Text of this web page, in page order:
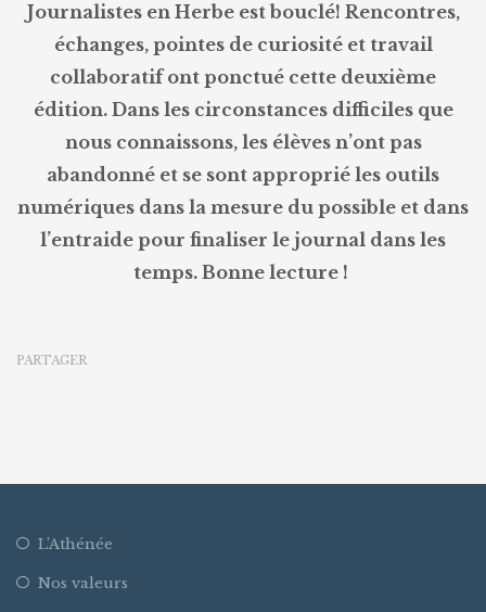
Journalistes en Herbe est bouclé! Rencontres,
échanges, pointes de curiosité et travail
collaboratif ont ponctué cette deuxième
édition. Dans les circonstances difficiles que
nous connaissons, les élèves n’ont pas
abandonné et se sont approprié les outils
numériques dans la mesure du possible et dans
l’entraide pour finaliser le journal dans les
temps. Bonne lecture !
PARTAGER
L’Athénée
Nos valeurs